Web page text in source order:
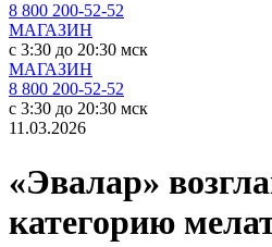
8 800 200-52-52
МАГАЗИН
c 3:30 до 20:30 мск
МАГАЗИН
8 800 200-52-52
c 3:30 до 20:30 мск
11.03.2026
«Эвалар»
категорию